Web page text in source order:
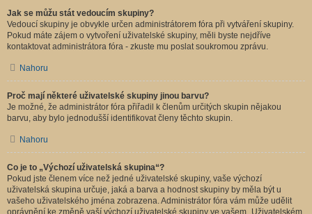
Jak se můžu stát vedoucím skupiny?
Vedoucí skupiny je obvykle určen administrátorem fóra při vytváření skupiny.
Pokud máte zájem o vytvoření uživatelské skupiny, měli byste nejdříve
kontaktovat administrátora fóra - zkuste mu poslat soukromou zprávu.
Nahoru
Proč mají některé uživatelské skupiny jinou barvu?
Je možné, že administrátor fóra přiřadil k členům určitých skupin nějakou
barvu, aby bylo jednodušší identifikovat členy těchto skupin.
Nahoru
Co je to „Výchozí uživatelská skupina“?
Pokud jste členem více než jedné uživatelské skupiny, vaše výchozí
uživatelská skupina určuje, jaká a barva a hodnost skupiny by měla být u
vašeho uživatelského jména zobrazena. Administrátor fóra vám může udělit
oprávnění ke změně vaší výchozí uživatelské skupiny ve vašem „Uživatelském